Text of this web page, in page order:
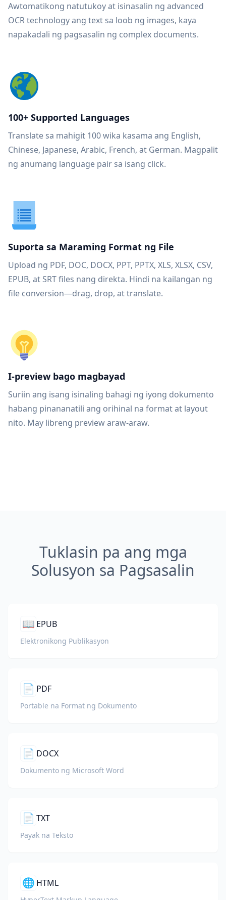
Awtomatikong natutukoy at isinasalin ng advanced
OCR technology ang text sa loob ng images, kaya
napakadali ng pagsasalin ng complex documents.
100+ Supported Languages
Translate sa mahigit 100 wika kasama ang English,
Chinese, Japanese, Arabic, French, at German. Magpalit
ng anumang language pair sa isang click.
Suporta sa Maraming Format ng File
Upload ng PDF, DOC, DOCX, PPT, PPTX, XLS, XLSX, CSV,
EPUB, at SRT files nang direkta. Hindi na kailangan ng
file conversion—drag, drop, at translate.
I-preview bago magbayad
Suriin ang isang isinaling bahagi ng iyong dokumento
habang pinananatili ang orihinal na format at layout
nito. May libreng preview araw-araw.
Tuklasin pa ang mga
Solusyon sa Pagsasalin
📖 EPUB
Elektronikong Publikasyon
📄 PDF
Portable na Format ng Dokumento
📄 DOCX
Dokumento ng Microsoft Word
📄 TXT
Payak na Teksto
🌐 HTML